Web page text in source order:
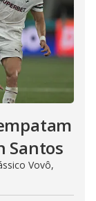
Santos
Vovô,